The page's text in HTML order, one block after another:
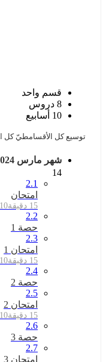
قسم واحد
8 دروس
10 أسابيع
توسيع كل الأقسامطيّ كل
شهر مارس 2024
14
2.1
امتحان
15 دقيقة 10 أسئلة
2.2
حصة 1
2.3
امتحان 1
15 دقيقة 10 أسئلة
2.4
حصة 2
2.5
امتحان 2
15 دقيقة 10 أسئلة
2.6
حصة 3
2.7
امتحان 3